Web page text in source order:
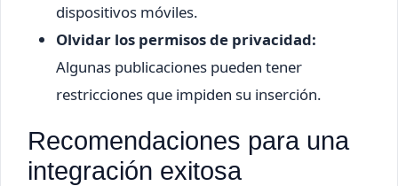
dispositivos móviles.
Olvidar los permisos de privacidad:
Algunas publicaciones pueden tener
restricciones que impiden su inserción.
Recomendaciones para una
integración exitosa